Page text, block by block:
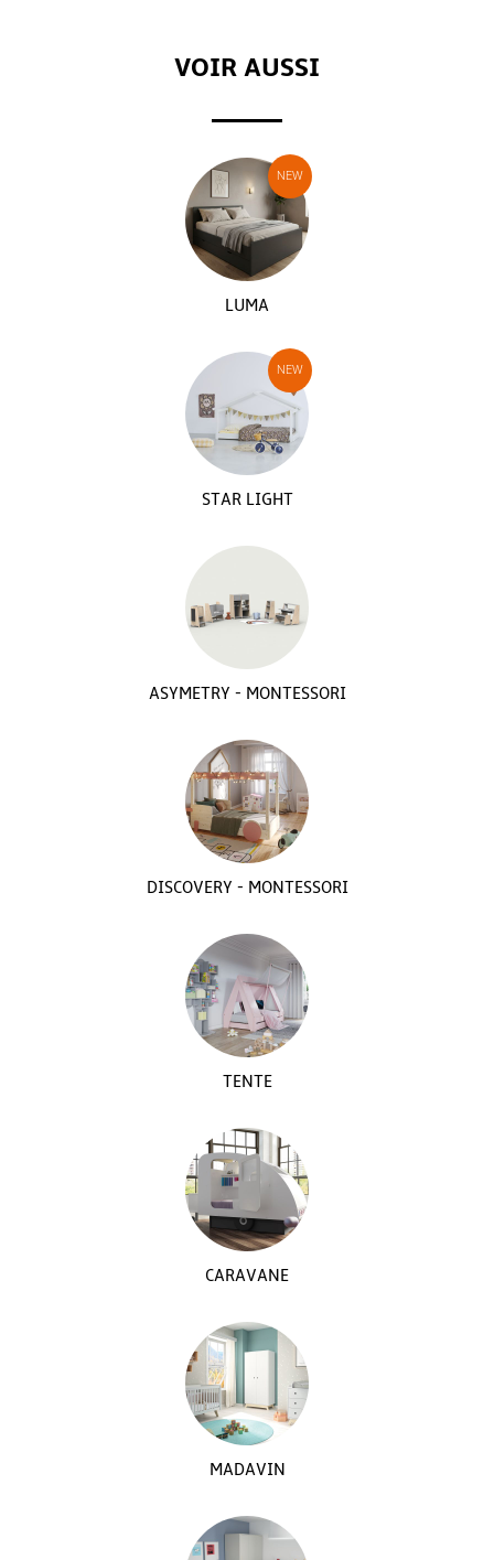
VOIR AUSSI
LUMA
STAR LIGHT
ASYMETRY - MONTESSORI
DISCOVERY - MONTESSORI
TENTE
CARAVANE
MADAVIN